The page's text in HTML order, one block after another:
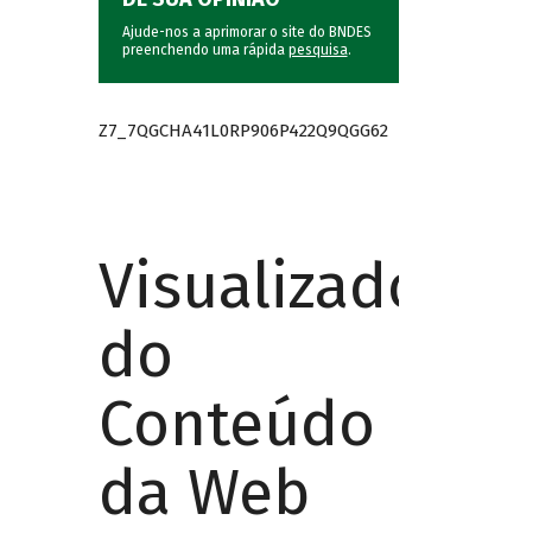
Ajude-nos a aprimorar o site do BNDES
preenchendo uma rápida pesquisa.
Z7_7QGCHA41L0RP906P422Q9QGG62
Visualizador
do
Conteúdo
da Web